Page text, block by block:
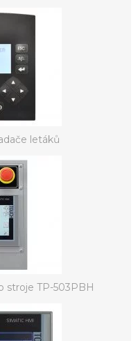
letáků
stroje TP-503PBH